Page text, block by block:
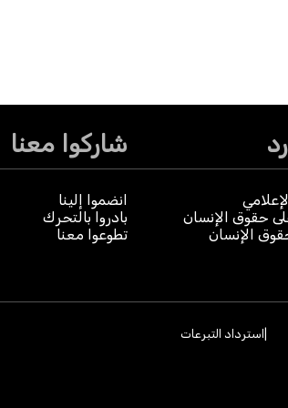
على حقوق الإنسان
الإنسان
شاركوا معنا
انضموا إلينا
بادروا بالتحرك
تطوعوا معنا
استرداد التبرعات